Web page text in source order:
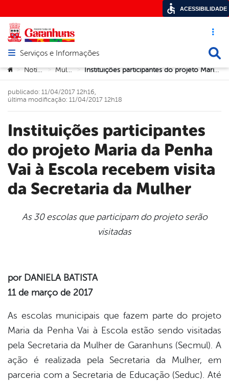
Acesso
Abrir menu principal de navegação
Serviços e Informações
Você está aqui:
> Notícias > Mulher > Instituições participantes do projeto Maria da Penha Vai à Escola recebem visita da Secretaria da Mulher
Instituições participantes
do projeto Maria da Penha
Vai à Escola recebem visita
da Secretaria da Mulher
publicado: 11/04/2017 12h16,
última modificação: 11/04/2017 12h18
As 30 escolas que participam do projeto serão
visitadas
por DANIELA BATISTA
11 de março de 2017
As escolas municipais que fazem parte do projeto
Maria da Penha Vai à Escola estão sendo visitadas
pela Secretaria da Mulher de Garanhuns (Secmul). A
ação é realizada pela Secretaria da Mulher, em
parceria com a Secretaria de Educação (Seduc). Até
ACESSIBILIDADE